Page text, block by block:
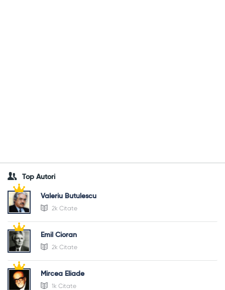
Top Autori
Valeriu Butulescu
2k Citate
Emil Cioran
2k Citate
Mircea Eliade
1k Citate